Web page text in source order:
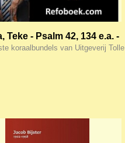
Teke - Psalm 42, 134 e.a. -
Noten
Huis deel 1 en 2
koraalbundels van Uitgeverij Tolle